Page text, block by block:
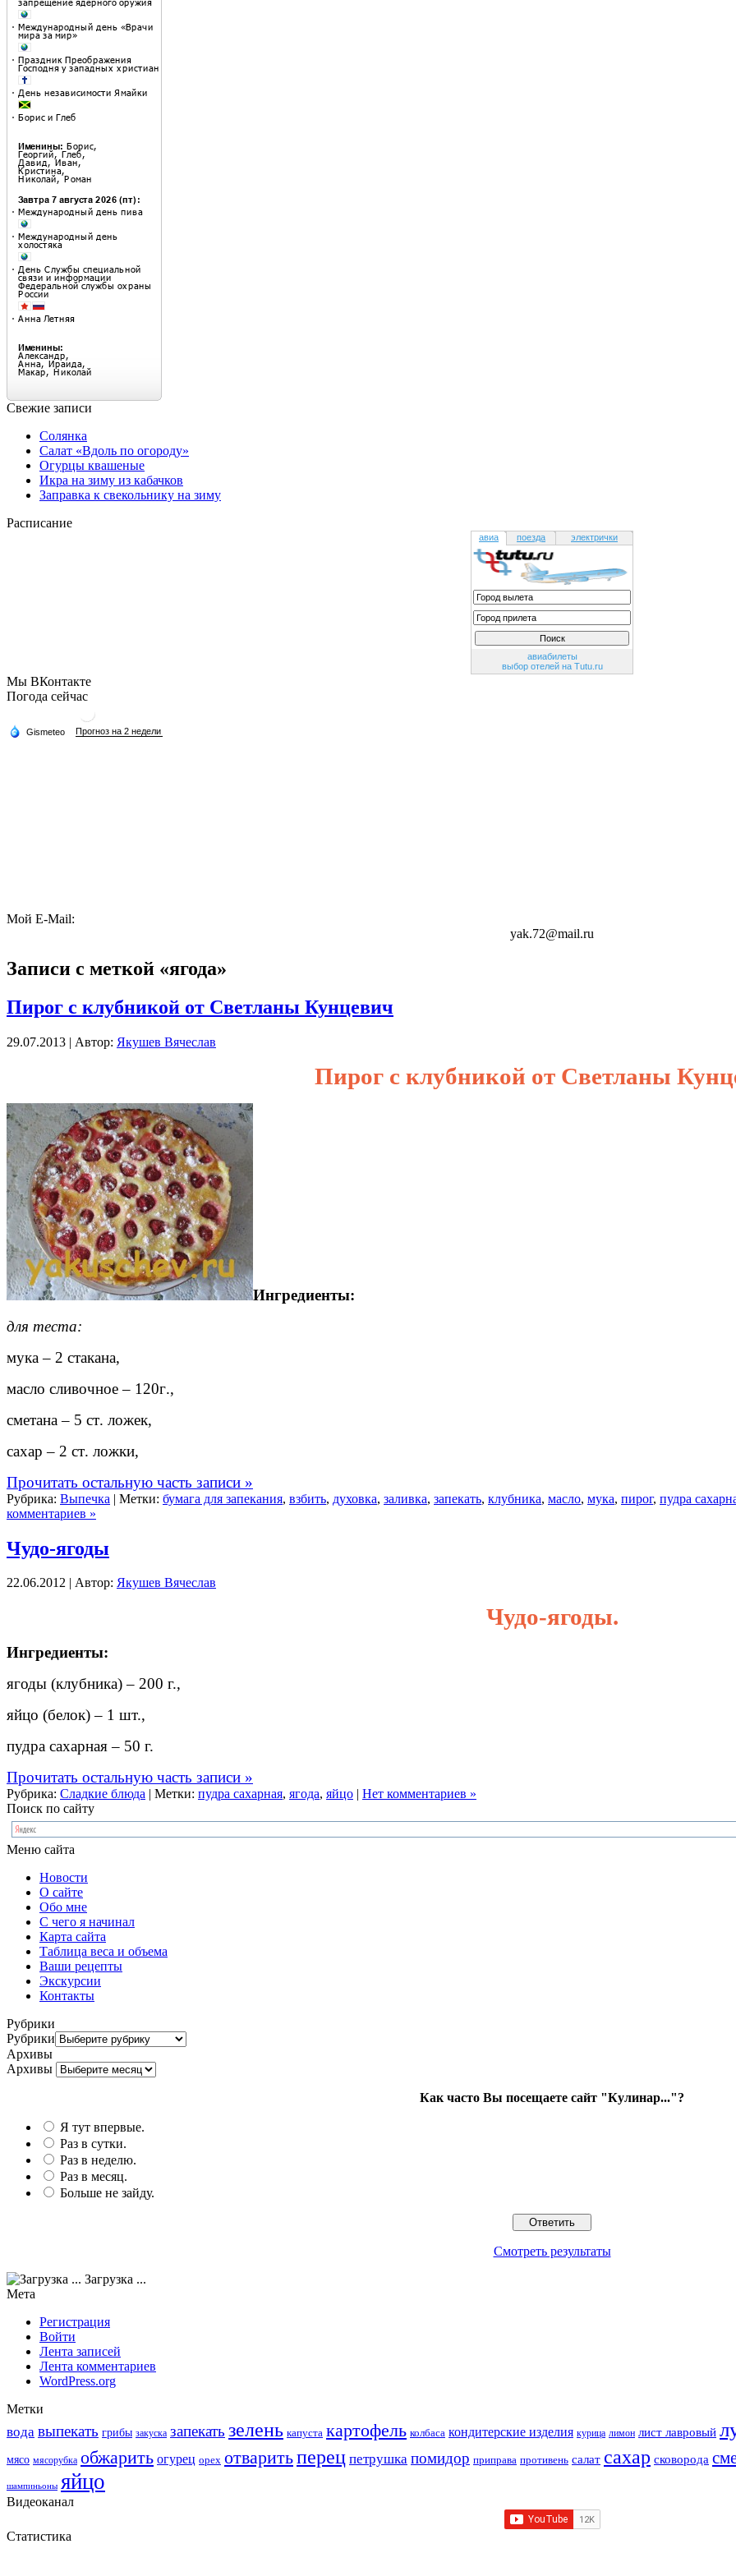
Свежие записи
Солянка
Салат «Вдоль по огороду»
Огурцы квашеные
Икра на зиму из кабачков
Заправка к свекольнику на зиму
Расписание
авиа поезда электрички
авиабилеты
выбор отелей на Tutu.ru
Мы ВКонтакте
Погода сейчас
Мой E-Mail:
yak.72@mail.ru
Записи с меткой «ягода»
Пирог с клубникой от Светланы Кунцевич
29.07.2013 | Автор: Якушев Вячеслав
Пирог с клубникой от Светланы
Ингредиенты:
для теста:
мука– 2 стакана,
масло сливочное– 120г.,
сметана– 5 ст. ложек,
сахар– 2 ст. ложки,
Прочитать остальную часть записи »
Рубрика: Выпечка | Метки: бумага для запекания, взбить, духовка, заливка, запекать, клубника, масло, мука, пирог, пудра
комментариев »
Чудо-ягоды
22.06.2012 | Автор: Якушев Вячеслав
Чудо-ягоды.
Ингредиенты:
ягоды (клубника)– 200 г.,
яйцо (белок)– 1 шт.,
пудра сахарная– 50 г.
Прочитать остальную часть записи »
Рубрика: Сладкие блюда | Метки: пудра сахарная, ягода, яйцо | Нет комментариев »
Поиск по сайту
Меню сайта
Новости
О сайте
Обо мне
С чего я начинал
Карта сайта
Таблица веса и объема
Ваши рецепты
Экскурсии
Контакты
Рубрики
Рубрики
Архивы
Архивы
Как часто Вы посещаете сайт "Кулинар..."?
Я тут впервые.
Раз в сутки.
Раз в неделю.
Раз в месяц.
Больше не зайду.
Смотреть результаты
Загрузка ...
Мета
Регистрация
Войти
Лента записей
Лента комментариев
WordPress.org
Метки
вода выпекать грибы закуска запекать зелень капуста картофель колбаса кондитерские изделия курица лимон лист лавровый
мясо мясорубка обжарить огурец орех отваритьперец петрушка помидор приправа противень салат сахар сковорода
шампиньоны яйцо
Видеоканал
Статистика